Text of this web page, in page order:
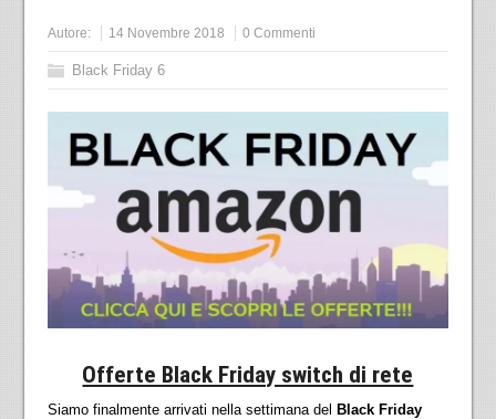
Autore: 14 Novembre 2018 0 Commenti
Black Friday 6
Offerte Black Friday switch di rete
Siamo finalmente arrivati nella settimana del Black Friday